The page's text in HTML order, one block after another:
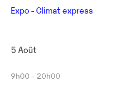
Expo - Climat express
5 Août
9h00 - 20h00